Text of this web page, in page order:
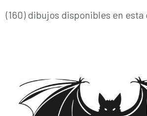
(160) dibujos disponibles en